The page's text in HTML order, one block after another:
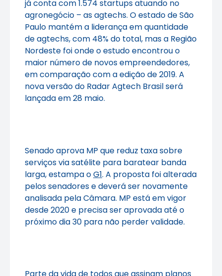
já conta com 1.574 startups atuando no
agronegócio – as agtechs. O estado de São
Paulo mantém a liderança em quantidade
de agtechs, com 48% do total, mas a Região
Nordeste foi onde o estudo encontrou o
maior número de novos empreendedores,
em comparação com a edição de 2019. A
nova versão do Radar Agtech Brasil será
lançada em 28 maio.
Senado aprova MP que reduz taxa sobre
serviços via satélite para baratear banda
larga, estampa oG1. A proposta foi alterada
pelos senadores e deverá ser novamente
analisada pela Câmara. MP está em vigor
desde 2020 e precisa ser aprovada até o
próximo dia 30 para não perder validade.